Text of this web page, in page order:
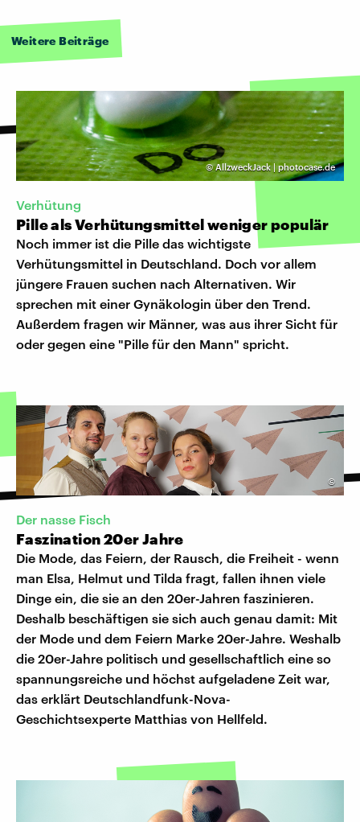
Weitere Beiträge
©AllzweckJack | photocase.de
Verhütung
Pille als Verhütungsmittel weniger populär
Noch immer ist die Pille das wichtigste
Verhütungsmittel in Deutschland. Doch vor allem
jüngere Frauen suchen nach Alternativen. Wir
sprechen mit einer Gynäkologin über den Trend.
Außerdem fragen wir Männer, was aus ihrer Sicht für
oder gegen eine "Pille für den Mann" spricht.
©
Der nasse Fisch
Faszination 20er Jahre
Die Mode, das Feiern, der Rausch, die Freiheit - wenn
man Elsa, Helmut und Tilda fragt, fallen ihnen viele
Dinge ein, die sie an den 20er-Jahren faszinieren.
Deshalb beschäftigen sie sich auch genau damit: Mit
der Mode und dem Feiern Marke 20er-Jahre. Weshalb
die 20er-Jahre politisch und gesellschaftlich eine so
spannungsreiche und höchst aufgeladene Zeit war,
das erklärt Deutschlandfunk-Nova-
Geschichtsexperte Matthias von Hellfeld.